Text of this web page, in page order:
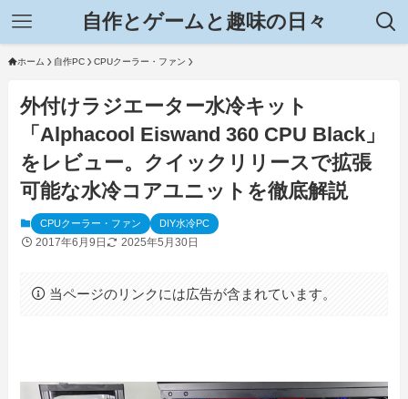
自作とゲームと趣味の日々
ホーム 自作PC CPUクーラー・ファン
外付けラジエーター水冷キット
「Alphacool Eiswand 360 CPU Black」
をレビュー。クイックリリースで拡張
可能な水冷コアユニットを徹底解説
CPUクーラー・ファン DIY水冷PC
2017年6月9日 2025年5月30日
当ページのリンクには広告が含まれています。